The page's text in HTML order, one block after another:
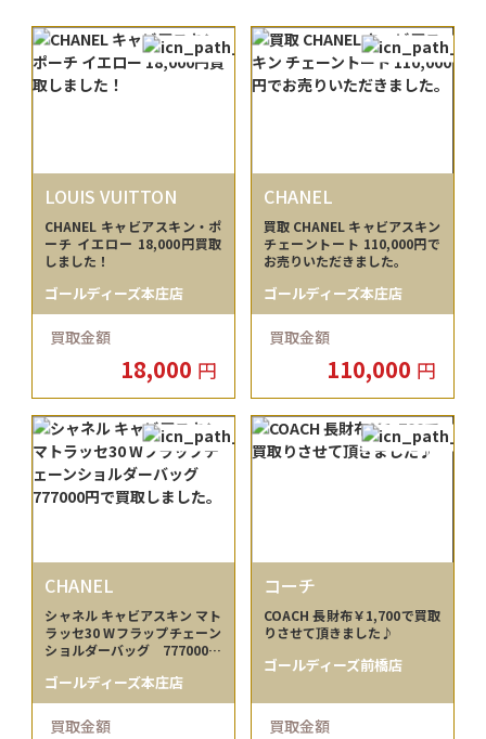
LOUIS VUITTON
CHANEL キャビアスキン・ポ
ーチ イエロー 18,000円買取
しました！
ゴールディーズ本庄店
買取金額
18,000 円
CHANEL
買取 CHANEL キャビアスキン
チェーントート 110,000円で
お売りいただきました。
ゴールディーズ本庄店
買取金額
110,000 円
CHANEL
シャネル キャビアスキン マト
ラッセ30 Wフラップチェーン
ショルダーバッグ 777000円
ゴールディーズ本庄店
買取金額
コーチ
COACH 長財布￥1,700で買取
りさせて頂きました♪
ゴールディーズ前橋店
買取金額